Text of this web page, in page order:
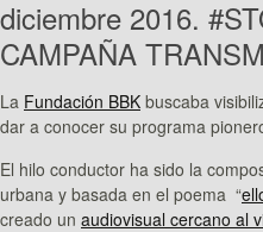
diciembre 2016.
CAMPAÑA
La Fundación BBK buscaba
dar a conocer su programa
El hilo conductor ha sido la
urbana y basada en el poema “
creado un audiovisual cercano al